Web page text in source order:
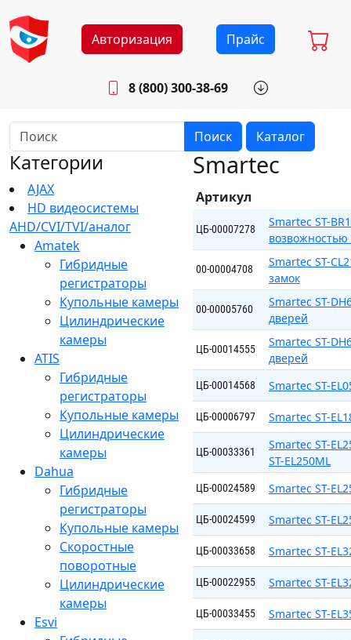
Авторизация Прайс
8 (800) 300-38-69
Будни: 8.30 - 17.00
Поиск Каталог
Категории
AJAX
HD видеосистемы
AHD/CVI/TVI/аналог
Amatek
Гибридные
регистраторы
Купольные камеры
Цилиндрические
камеры
ATIS
Гибридные
регистраторы
Купольные камеры
Цилиндрические
камеры
Dahua
Гибридные
регистраторы
Купольные камеры
Скоростные
поворотные
Цилиндрические
камеры
Esvi
Smartec
Артикул
ЦБ-00007278
Smartec ST-
возвожностью
00-00004708
Smartec ST-
замок
00-00005760
Smartec ST-
дверей
ЦБ-00014555
Smartec ST-
дверей
ЦБ-00014568 Smartec ST-
ЦБ-00006797 Smartec ST-
ЦБ-00033361
Smartec ST-
ST-EL250ML
ЦБ-00024589 Smartec ST-
ЦБ-00024599 Smartec ST-
ЦБ-00033658 Smartec ST-
ЦБ-00022955 Smartec ST-
ЦБ-00033455 Smartec ST-